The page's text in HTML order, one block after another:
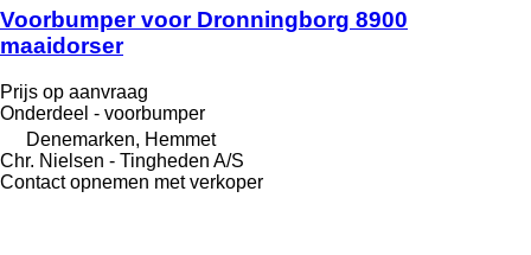
Voorbumper voor Dronningborg 8900
maaidorser
Prijs op aanvraag
Onderdeel - voorbumper
Denemarken, Hemmet
Chr. Nielsen - Tingheden A/S
Contact opnemen met verkoper